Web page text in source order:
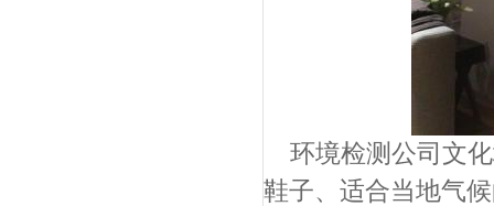
环境检测公司文
鞋子、适合当地气